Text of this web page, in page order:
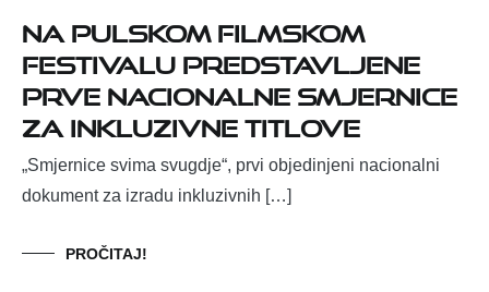
Na Pulskom filmskom
festivalu predstavljene
prve nacionalne smjernice
za inkluzivne titlove
„Smjernice svima svugdje“, prvi objedinjeni nacionalni
dokument za izradu inkluzivnih […]
PROČITAJ!